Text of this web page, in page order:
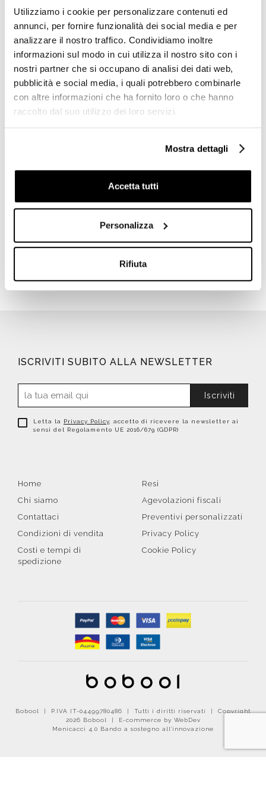
Utilizziamo i cookie per personalizzare contenuti ed
annunci, per fornire funzionalità dei social media e per
analizzare il nostro traffico. Condividiamo inoltre
informazioni sul modo in cui utilizza il nostro sito con i
nostri partner che si occupano di analisi dei dati web,
pubblicità e social media, i quali potrebbero combinarle
con altre informazioni che ha fornito loro o che hanno
raccolto dal suo utilizzo dei loro servizi.
Mostra dettagli
Accetta tutti
Personalizza
Rifiuta
Richiedi preventivo Richiedi preventivo
3 uscite
Miscelatore doccia
termostatico con deviatore
completo di parte esterna e
parte incasso cromato 2
uscite - Macò, Geda
ISCRIVITI SUBITO ALLA NEWSLETTER
Iscriviti
Letta la Privacy Policy , accetto di ricevere la newsletter ai
sensi del Regolamento UE 2016/679 (GDPR)
Home
Chi siamo
Contattaci
Condizioni di vendita
Costi e tempi di
spedizione
Resi
Agevolazioni fiscali
Preventivi personalizzati
Privacy Policy
Cookie Policy
Bobool | P.IVA IT-04499780486 | Tutti i diritti riservati | Copyright
2026 Bobool |
E-commerce by WebDev
Menicacci 4.0 Bando a sostegno all'innovazione